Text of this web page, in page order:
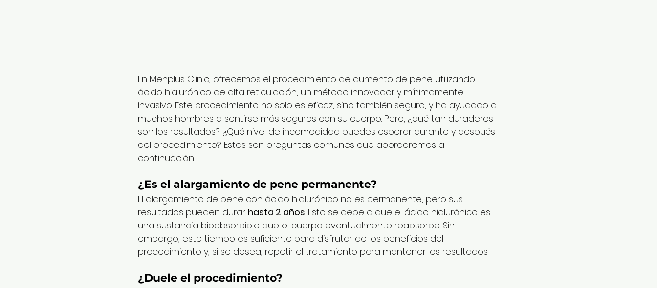
En Menplus Clinic, ofrecemos el procedimiento de aumento de pene utilizando
ácido hialurónico de alta reticulación, un método innovador y mínimamente
invasivo. Este procedimiento no solo es eficaz, sino también seguro, y ha ayudado a
muchos hombres a sentirse más seguros con su cuerpo. Pero, ¿qué tan duraderos
son los resultados? ¿Qué nivel de incomodidad puedes esperar durante y después
del procedimiento? Estas son preguntas comunes que abordaremos a
continuación.
¿Es el alargamiento de pene permanente?
El alargamiento de pene con ácido hialurónico no es permanente, pero sus
resultados pueden durar hasta 2 años. Esto se debe a que el ácido hialurónico es
una sustancia bioabsorbible que el cuerpo eventualmente reabsorbe. Sin
embargo, este tiempo es suficiente para disfrutar de los beneficios del
procedimiento y, si se desea, repetir el tratamiento para mantener los resultados.
¿Duele el procedimiento?